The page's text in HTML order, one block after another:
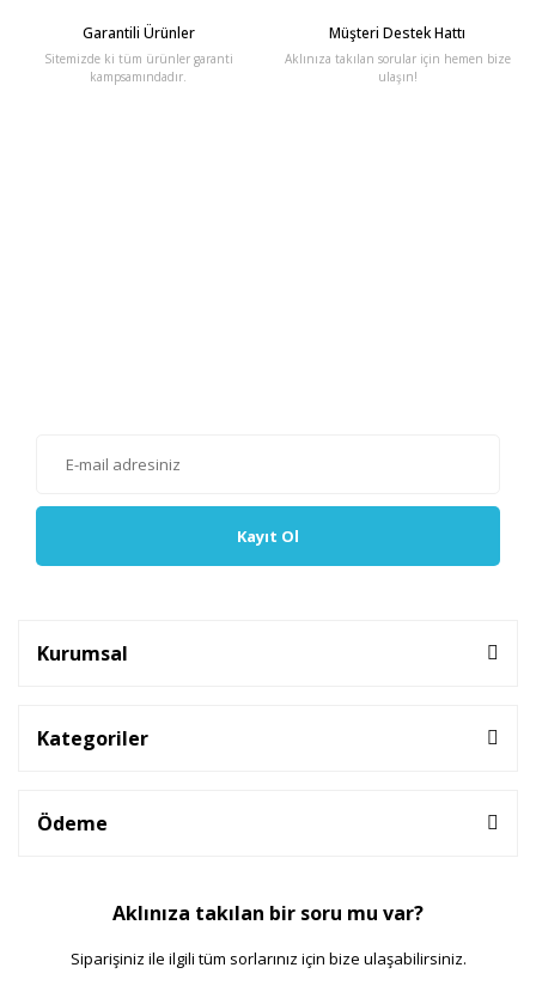
Garantili Ürünler
Sitemizde ki tüm ürünler garanti
kampsamındadır.
Müşteri Destek Hattı
Aklınıza takılan sorular için hemen bize
ulaşın!
Kayıt Ol
Kurumsal
Kategoriler
Ödeme
Aklınıza takılan bir soru mu var?
Siparişiniz ile ilgili tüm sorlarınız için bize ulaşabilirsiniz.